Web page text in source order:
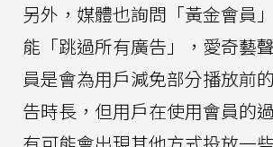
另外，媒體也詢問「黃金會員
能「跳過所有廣告」，愛奇藝
員是會為用戶減免部分播放前
告時長，但用戶在使用會員的